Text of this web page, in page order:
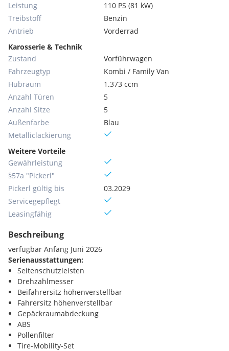
Leistung
110 PS (81 kW)
Treibstoff
Benzin
Antrieb
Vorderrad
Karosserie & Technik
Zustand
Vorführwagen
Fahrzeugtyp
Kombi / Family Van
Hubraum
1.373 ccm
Anzahl Türen
5
Anzahl Sitze
5
Außenfarbe
Blau
Metallic­lackierung
Weitere Vorteile
Gewährleistung
§57a "Pickerl"
Pickerl gültig bis
03.2029
Servicegepflegt
Leasingfähig
Beschreibung
verfügbar Anfang Juni 2026
Serienausstattungen:
Seitenschutzleisten
Drehzahlmesser
Beifahrersitz höhenverstellbar
Fahrersitz höhenverstellbar
Gepäckraumabdeckung
ABS
Pollenfilter
Tire-Mobility-Set